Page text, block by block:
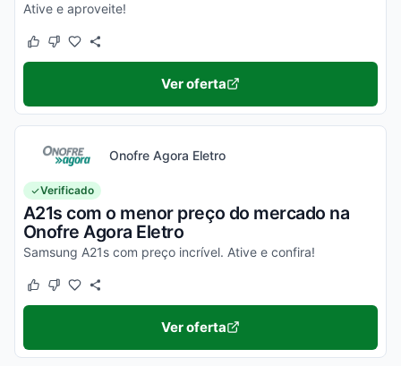
Ative e aproveite!
Este cupom funcionou
Este cupom não funcionou
Ver oferta
Onofre Agora Eletro
Verificado
A21s com o menor preço do mercado na
Onofre Agora Eletro
Samsung A21s com preço incrível. Ative e confira!
Este cupom funcionou
Este cupom não funcionou
Ver oferta